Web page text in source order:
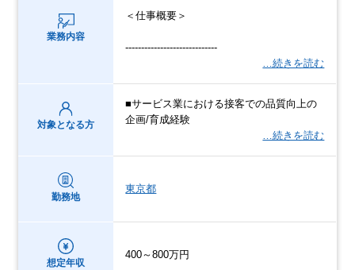
業務内容
＜仕事概要＞
-----------------------------
…続きを読む
対象となる方
■サービス業における接客での品質向上の
企画/育成経験
…続きを読む
勤務地
東京都
想定年収
400～800万円